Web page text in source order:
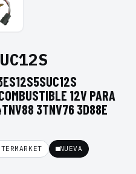
12V PARA
3TNV76 3D88E
NUEVA